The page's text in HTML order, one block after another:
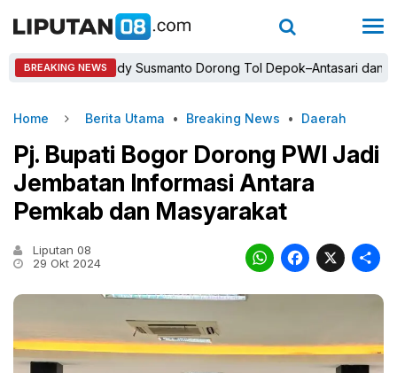
BREAKING NEWS
Bupati Rudy Susmanto Dorong Tol Depok–Antasari dan Jalan
Home Berita Utama • Breaking News • Daerah
Pj. Bupati Bogor Dorong PWI Jadi
Jembatan Informasi Antara
Pemkab dan Masyarakat
Liputan 08
29 Okt 2024
X